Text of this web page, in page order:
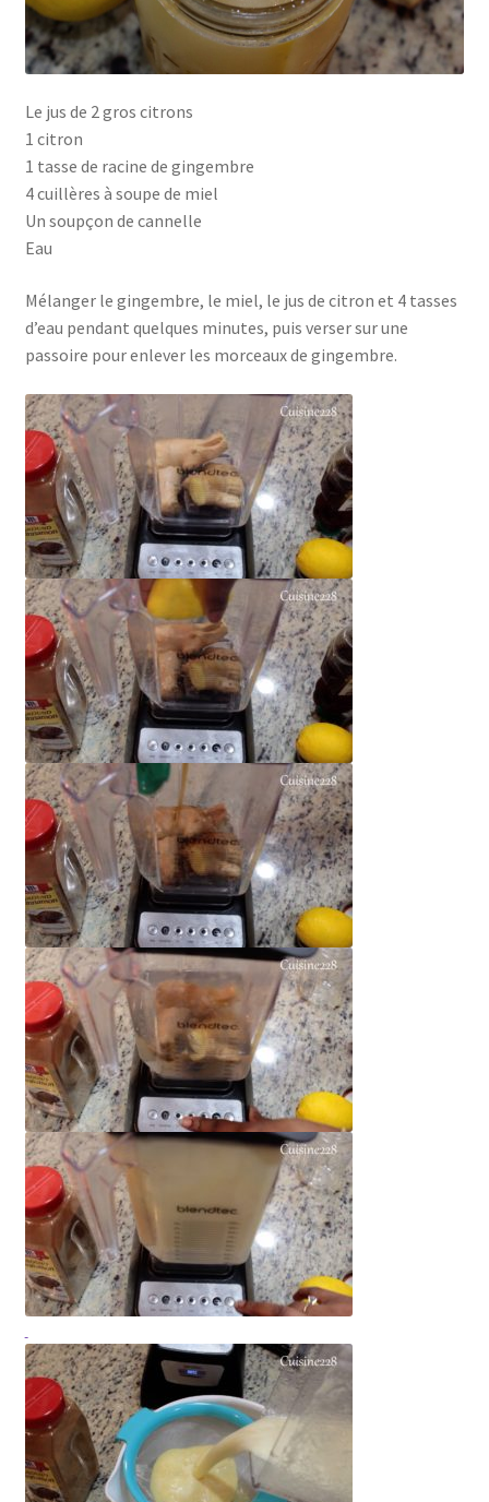
Le jus de 2 gros citrons
1 citron
1 tasse de racine de gingembre
4 cuillères à soupe de miel
Un soupçon de cannelle
Eau
Mélanger le gingembre, le miel, le jus de citron et 4 tasses
d’eau pendant quelques minutes, puis verser sur une
passoire pour enlever les morceaux de gingembre.